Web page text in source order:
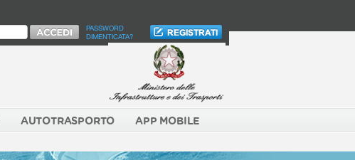
PASSWORD
DIMENTICATA?
AUTOTRASPORTO APP MOBILE